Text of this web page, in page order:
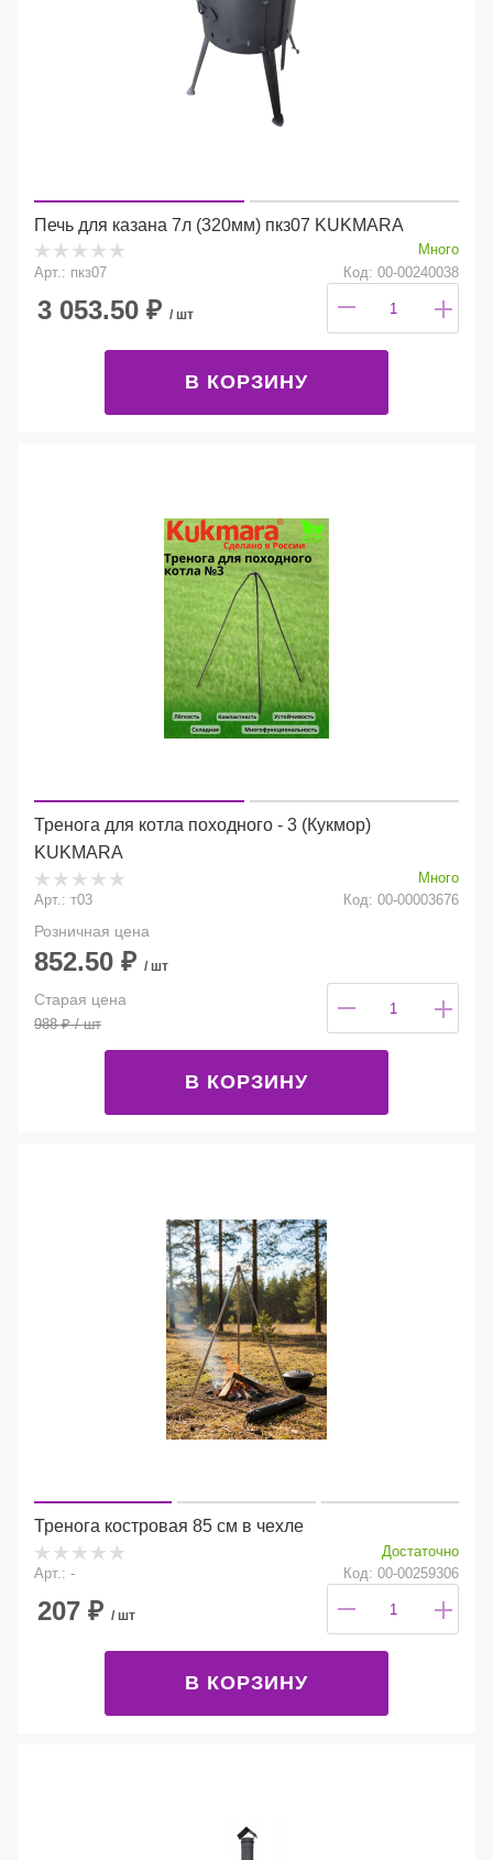
Печь для казана 7л (320мм) пкз07 KUKMARA
Много
Арт.: пкз07
Код: 00-00240038
3 053.50 ₽ / шт
В КОРЗИНУ
Тренога для котла походного - 3 (Кукмор)
KUKMARA
Много
Арт.: т03
Код: 00-00003676
Розничная цена
852.50 ₽ / шт
Старая цена
988₽/ шт
В КОРЗИНУ
Тренога костровая 85 см в чехле
Достаточно
Арт.: -
Код: 00-00259306
207 ₽ / шт
В КОРЗИНУ